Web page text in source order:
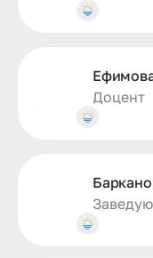
Доцент